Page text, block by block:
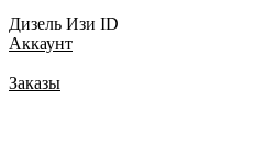
Дизель Изи ID
Аккаунт
Заказы